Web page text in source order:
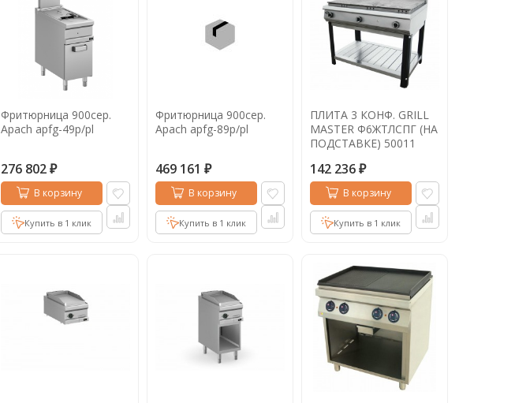
Фритюрница 900сер.
Apach apfg-49p/pl
276 802 ₽
В корзину
Купить в 1 клик
Фритюрница 900сер.
Apach apfg-89p/pl
469 161 ₽
В корзину
Купить в 1 клик
ПЛИТА 3 КОНФ. GRILL
MASTER Ф6ЖТЛСПГ (НА
ПОДСТАВКЕ) 50011
142 236 ₽
В корзину
Купить в 1 клик